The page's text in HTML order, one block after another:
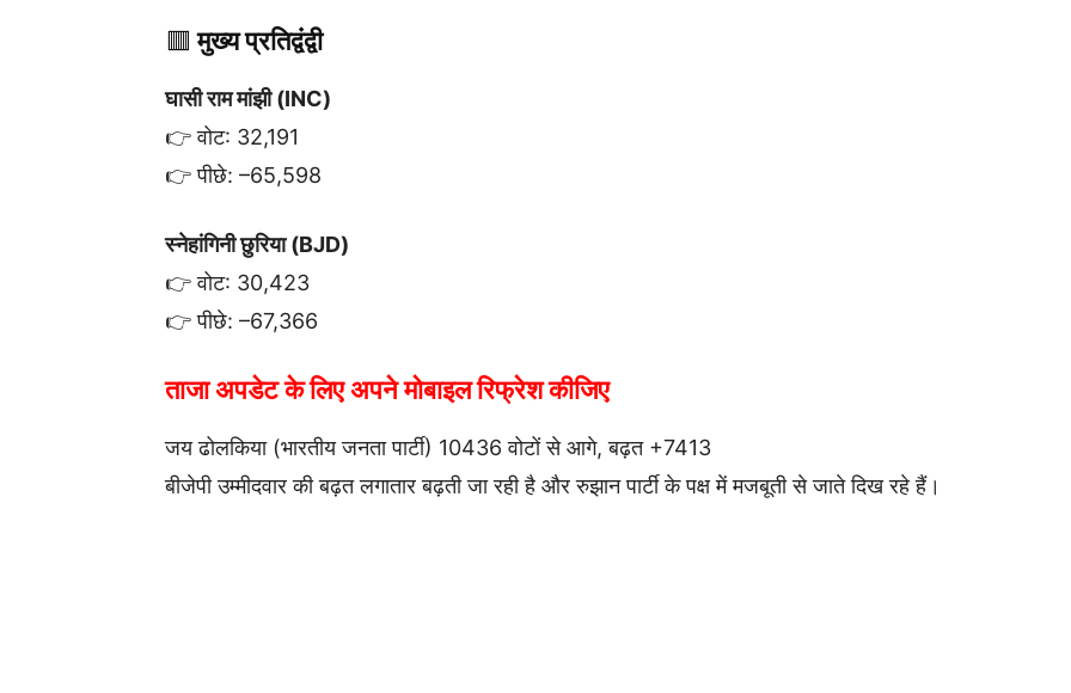
🟥मुख्य प्रतिद्वंद्वी
घासी राम मांझी (INC)
👉 वोट: 32,191
👉 पीछे: –65,598
स्नेहांगिनी छुरिया (BJD)
👉 वोट: 30,423
👉 पीछे: –67,366
ताजा अपडेट के लिए अपने मोबाइल रिफ्रेश कीजिए
जय ढोलकिया (भारतीय जनता पार्टी) 10436 वोटों से आगे, बढ़त +7413
बीजेपी उम्मीदवार की बढ़त लगातार बढ़ती जा रही है और रुझान पार्टी के पक्ष में मजबूती से जाते दिख रहे हैं।